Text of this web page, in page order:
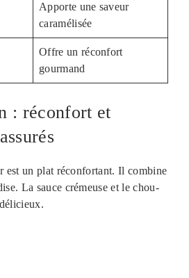
Apporte une saveur
caramélisée
Offre un réconfort
gourmand
: réconfort et
est un plat réconfortant. Il combine
La sauce crémeuse et le chou-